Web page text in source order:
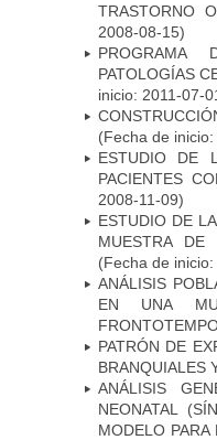
TRASTORNO
2008-08-15)
PROGRAMA
PATOLOGÍAS
inicio: 2011-07-
(Fecha de
ESTUDIO DE
PACIENTES
2008-11-09)
ESTUDIO DE
MUESTRA DE
(Fecha de
ANÁLISIS
EN UNA
PATRÓN DE
BRANQUIALES
ANÁLISIS
NEONATAL
MODELO